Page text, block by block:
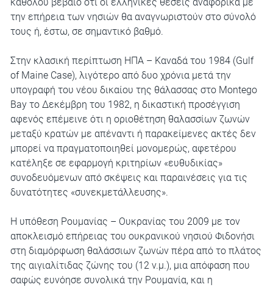
την επήρεια των νησιών θα αναγνωριστούν στο σύνολό
τους ή, έστω, σε σημαντικό βαθμό.
Στην κλασική περίπτωση ΗΠΑ – Καναδά του 1984 (Gulf
of Maine Case), λιγότερο από δυο χρόνια μετά την
υπογραφή του νέου δικαίου της θάλασσας στο Montego
Bay το Δεκέμβρη του 1982, η δικαστική προσέγγιση
αφενός επέμεινε ότι η οριοθέτηση θαλασσίων ζωνών
μεταξύ κρατών με απέναντι ή παρακείμενες ακτές δεν
μπορεί να πραγματοποιηθεί μονομερώς, αφετέρου
κατέληξε σε εφαρμογή κριτηρίων «ευθυδικίας»
συνοδευόμενων από σκέψεις και παραινέσεις για τις
δυνατότητες «συνεκμετάλλευσης».
Η υπόθεση Ρουμανίας – Ουκρανίας του 2009 με τον
αποκλεισμό επήρειας του ουκρανικού νησιού Φιδονήσι
στη διαμόρφωση θαλάσσιων ζωνών πέρα από το πλάτος
της αιγιαλίτιδας ζώνης του (12 ν.μ.), μια απόφαση που
σαφώς ευνόησε συνολικά την Ρουμανία, και η